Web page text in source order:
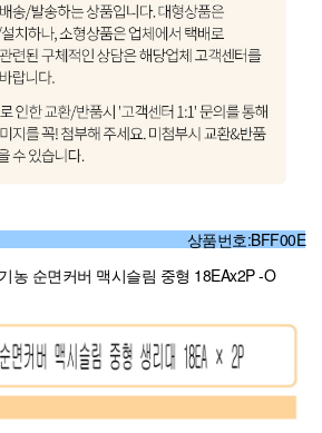
상품번호:BFF00E
농 순면커버 맥시슬림 중형 18EAx2P -O